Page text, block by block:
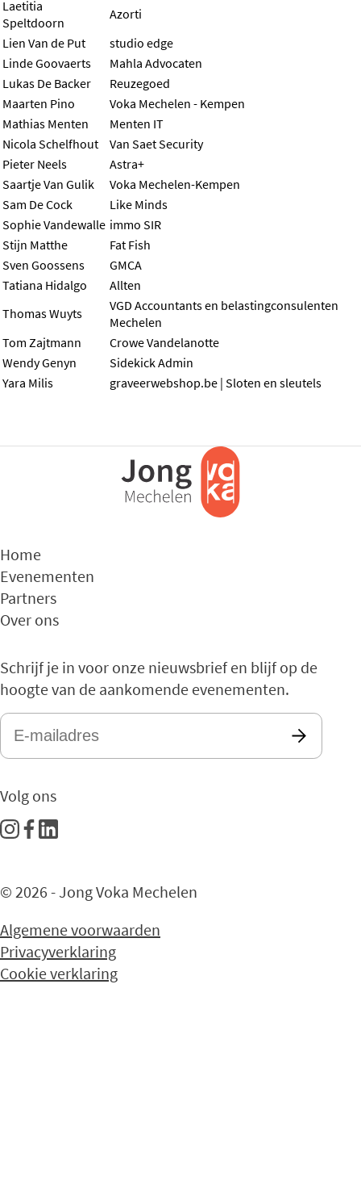
Laetitia
Speltdoorn
Azorti
Lien Van de Put
studio edge
Linde Goovaerts
Mahla Advocaten
Lukas De Backer
Reuzegoed
Maarten Pino
Voka Mechelen - Kempen
Mathias Menten
Menten IT
Nicola Schelfhout
Van Saet Security
Pieter Neels
Astra+
Saartje Van Gulik
Voka Mechelen-Kempen
Sam De Cock
Like Minds
Sophie Vandewalle immo SIR
Stijn Matthe
Fat Fish
Sven Goossens
GMCA
Tatiana Hidalgo
Allten
Thomas Wuyts
VGD Accountants en belastingconsulenten
Mechelen
Tom Zajtmann
Crowe Vandelanotte
Wendy Genyn
Sidekick Admin
Yara Milis
graveerwebshop.be | Sloten en sleutels
Home
Evenementen
Partners
Over ons
Schrijf je in voor onze nieuwsbrief en blijf op de
hoogte van de aankomende evenementen.
E-
mailadres*
Volg ons
© 2026 - Jong Voka Mechelen
Algemene voorwaarden
Privacyverklaring
Cookie verklaring